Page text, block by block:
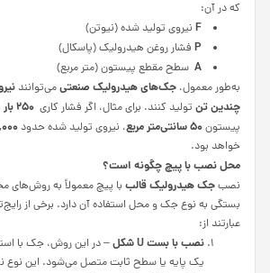
که در آن:
نیروی تولید شده (نیوتن)
فشار روغن هیدرولیک (پاسکال)
سطح مقطع پیستون (متر مربع)
به‌طور معمول، جک‌های هیدرولیک صنعتیمی‌توانند
چندین تن تولید کنند. برای مثال، اگر فشار کاری 250بار
پیستون50سانتی‌متر مربع، نیروی تولید شده حدود
خواهد بود.
محل نصب با پیچ چگونه است؟
نصبجک هیدرولیک قالب با پیچ معمولاً به روش‌های
بستگی به نوع جک و محل استفاده آن دارد. برخی از
عبارتند از:
نصب با بست شکل– در این روش، جک با
یک پایه یا سطح ثابت متصل می‌شود. این نوع